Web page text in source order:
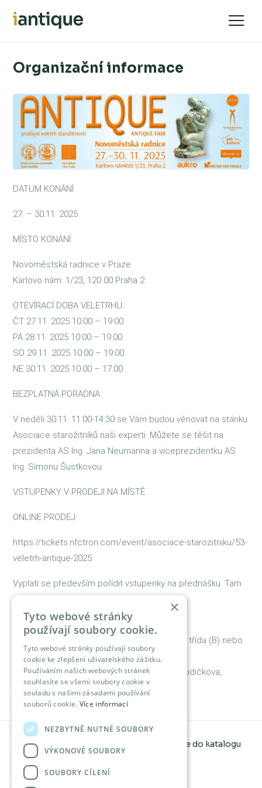
Organizační informace
DATUM KONÁNÍ:
27. – 30.11. 2025
MÍSTO KONÁNÍ:
Novoměstská radnice v Praze
Karlovo nám. 1/23, 120 00 Praha 2
OTEVÍRACÍ DOBA VELETRHU:
ČT 27.11. 2025 10:00 – 19:00
PÁ 28.11. 2025 10:00 – 19:00
SO 29.11. 2025 10:00 – 19:00
NE 30.11. 2025 10:00 – 17:00
BEZPLATNÁ PORADNA:
V neděli 30.11. 11:00-14:30 se Vám budou věnovat na stánku
Asociace starožitníků naši experti. Můžete se těšit na
prezidenta AS Ing. Jana Neumanna a viceprezidentku AS
Ing. Simonu Šustkovou.
VSTUPENKY V PRODEJI NA MÍSTĚ
ONLINE PRODEJ:
https://tickets.nfctron.com/event/asociace-starozitniku/53-
veletrh-antique-2025
Vyplatí se především pořídit vstupenky na přednášku. Tam
je omezená kapacita.
JAK SE K NÁM DOSTANETE:
Metro zastávka Karlovo náměstí (B), Národní třída (B) nebo
Můstek (A)
Tramvajové zastávky v blízkosti- Lazarská, Vodičkova,
Novoměstská radnice
Proč být součástí katalogu?
Registrace do katalogu
×
Tyto webové stránky
používají soubory cookie.
Tyto webové stránky používají soubory
cookie ke zlepšení uživatelského zážitku.
Používáním našich webových stránek
souhlasíte se všemi soubory cookie v
souladu s našimi zásadami používání
souborů cookie. Více informací
NEZBYTNĚ NUTNÉ SOUBORY
VÝKONOVÉ SOUBORY
SOUBORY CÍLENÍ